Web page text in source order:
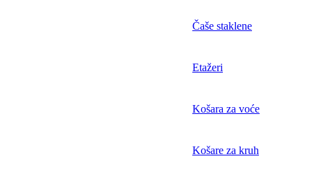
Čaše staklene
Etažeri
Košara za voće
Košare za kruh